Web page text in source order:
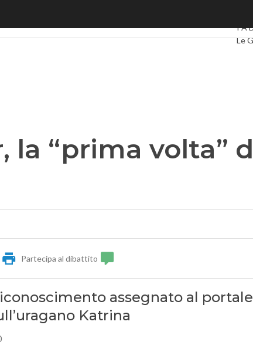
PA
Le
la “prima volta”
Partecipa al dibattito
assegnato al
Katrina